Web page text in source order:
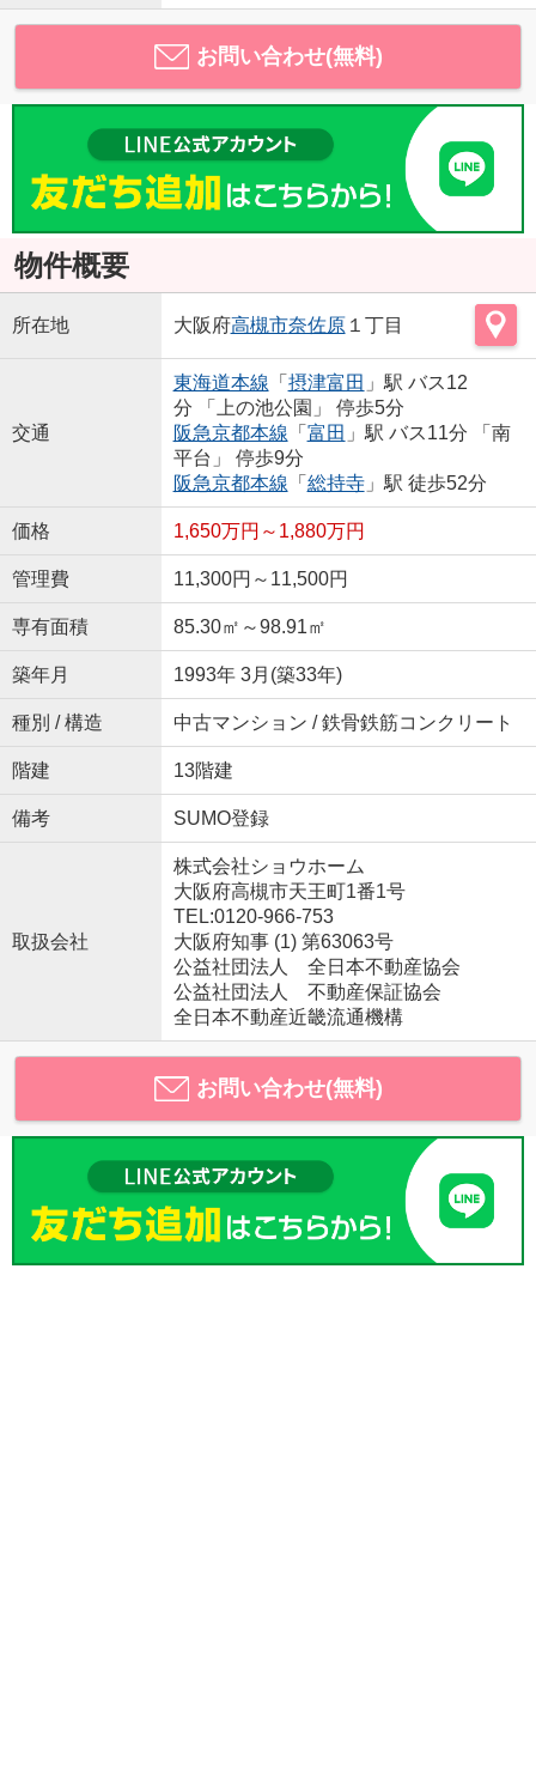
お問い合わせ(無料)
物件概要
所在地 大阪府高槻市奈佐原１丁目
交通
東海道本線 「 摂津富田 」駅 バス12
分 「上の池公園」 停歩5分
阪急京都本線 「 富田 」駅 バス11分 「南
平台」 停歩9分
阪急京都本線 「 総持寺」駅 徒歩52分
価格 1,650万円～1,880万円
管理費 11,300円～11,500円
専有面積 85.30㎡～98.91㎡
築年月 1993年 3月(築33年)
種別 / 構造 中古マンション / 鉄骨鉄筋コンクリート
階建 13階建
備考 SUMO登録
取扱会社
株式会社ショウホーム
大阪府高槻市天王町1番1号
TEL:0120-966-753
大阪府知事 (1) 第63063号
公益社団法人 全日本不動産協会
公益社団法人 不動産保証協会
全日本不動産近畿流通機構
お問い合わせ(無料)